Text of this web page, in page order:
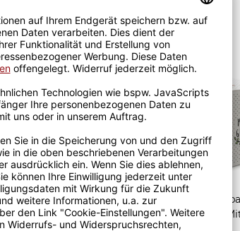
Passende Verpackungen
Geschenkverpackung 1
Tasse mit Fenster
für Tassen -